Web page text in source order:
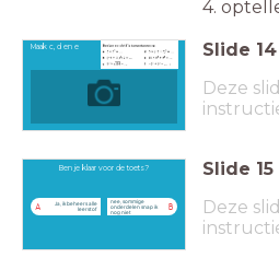
4.
Maak c, d en e Slide 14
Deze
Ben je klaar voor de toets?
A
Ja, ik beheers alle
leerstof
B
nee, sommige
onderdelen snap ik
nog niet
Slide 15
Deze